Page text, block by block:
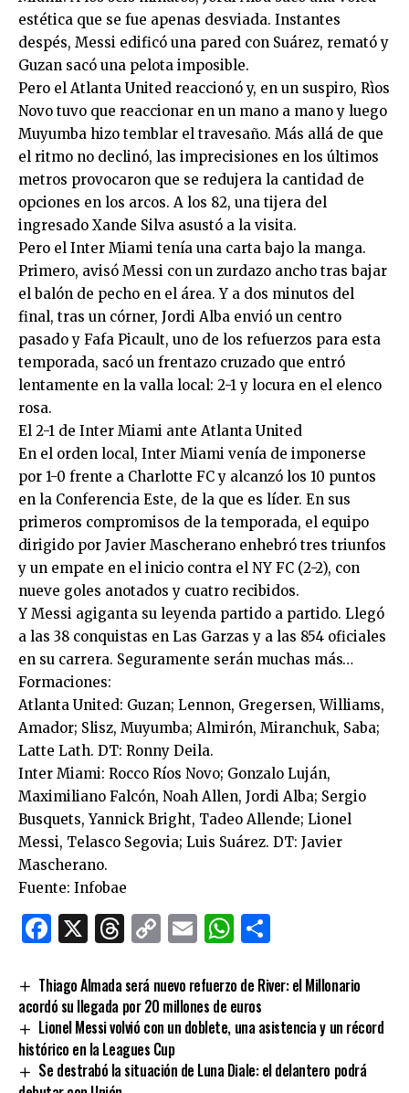
estética que se fue apenas desviada. Instantes
despés, Messi edificó una pared con Suárez, remató y
Guzan sacó una pelota imposible.
Pero el Atlanta United reaccionó y, en un suspiro, Rìos
Novo tuvo que reaccionar en un mano a mano y luego
Muyumba hizo temblar el travesaño. Más allá de que
el ritmo no declinó, las imprecisiones en los últimos
metros provocaron que se redujera la cantidad de
opciones en los arcos. A los 82, una tijera del
ingresado Xande Silva asustó a la visita.
Pero el Inter Miami tenía una carta bajo la manga.
Primero, avisó Messi con un zurdazo ancho tras bajar
el balón de pecho en el área. Y a dos minutos del
final, tras un córner, Jordi Alba envió un centro
pasado y Fafa Picault, uno de los refuerzos para esta
temporada, sacó un frentazo cruzado que entró
lentamente en la valla local: 2-1 y locura en el elenco
rosa.
El 2-1 de Inter Miami ante Atlanta United
En el orden local, Inter Miami venía de imponerse
por 1-0 frente a Charlotte FC y alcanzó los 10 puntos
en la Conferencia Este, de la que es líder. En sus
primeros compromisos de la temporada, el equipo
dirigido por Javier Mascherano enhebró tres triunfos
y un empate en el inicio contra el NY FC (2-2), con
nueve goles anotados y cuatro recibidos.
Y Messi agiganta su leyenda partido a partido. Llegó
a las 38 conquistas en Las Garzas y a las 854 oficiales
en su carrera. Seguramente serán muchas más…
Formaciones:
Atlanta United: Guzan; Lennon, Gregersen, Williams,
Amador; Slisz, Muyumba; Almirón, Miranchuk, Saba;
Latte Lath. DT: Ronny Deila.
Inter Miami: Rocco Ríos Novo; Gonzalo Luján,
Maximiliano Falcón, Noah Allen, Jordi Alba; Sergio
Busquets, Yannick Bright, Tadeo Allende; Lionel
Messi, Telasco Segovia; Luis Suárez. DT: Javier
Mascherano.
Fuente: Infobae
Facebook
X Threads
CopyEmailWhatsApp
Thiago Almada será nuevo refuerzo de River: el Millonario
acordó su llegada por 20 millones de euros
Lionel Messi volvió con un doblete, una asistencia y un récord
histórico en la Leagues Cup
Se destrabó la situación de Luna Diale: el delantero podrá